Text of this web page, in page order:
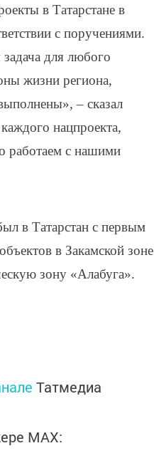
в Татарстане в
с поручениями.
для любого
жизни региона,
– сказал
нацпроекта,
работаем с нашими
в Татарстан с первым
в Закамской зоне
зону «Алабуга».
Татмедиа
MАХ: